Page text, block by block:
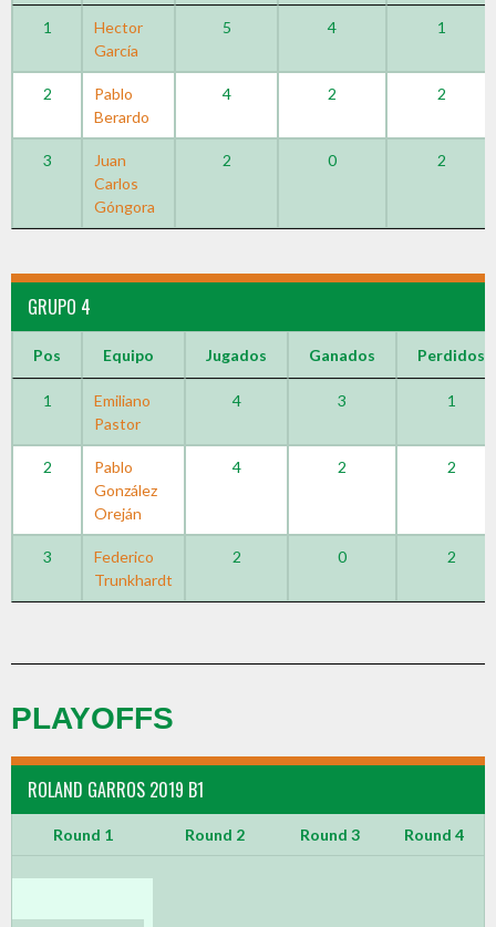
1
Hector
García
5 4 1
2
Pablo
Berardo
4 2 2
3
Juan
Carlos
Góngora
2 0 2
GRUPO 4
Pos Equipo Jugados Ganados Perdidos
1
Emiliano
Pastor
4 3 1
2
Pablo
González
Oreján
4 2 2
3
Federico
Trunkhardt
2 0 2
PLAYOFFS
ROLAND GARROS 2019 B1
Round 1 Round 2 Round 3 Round 4